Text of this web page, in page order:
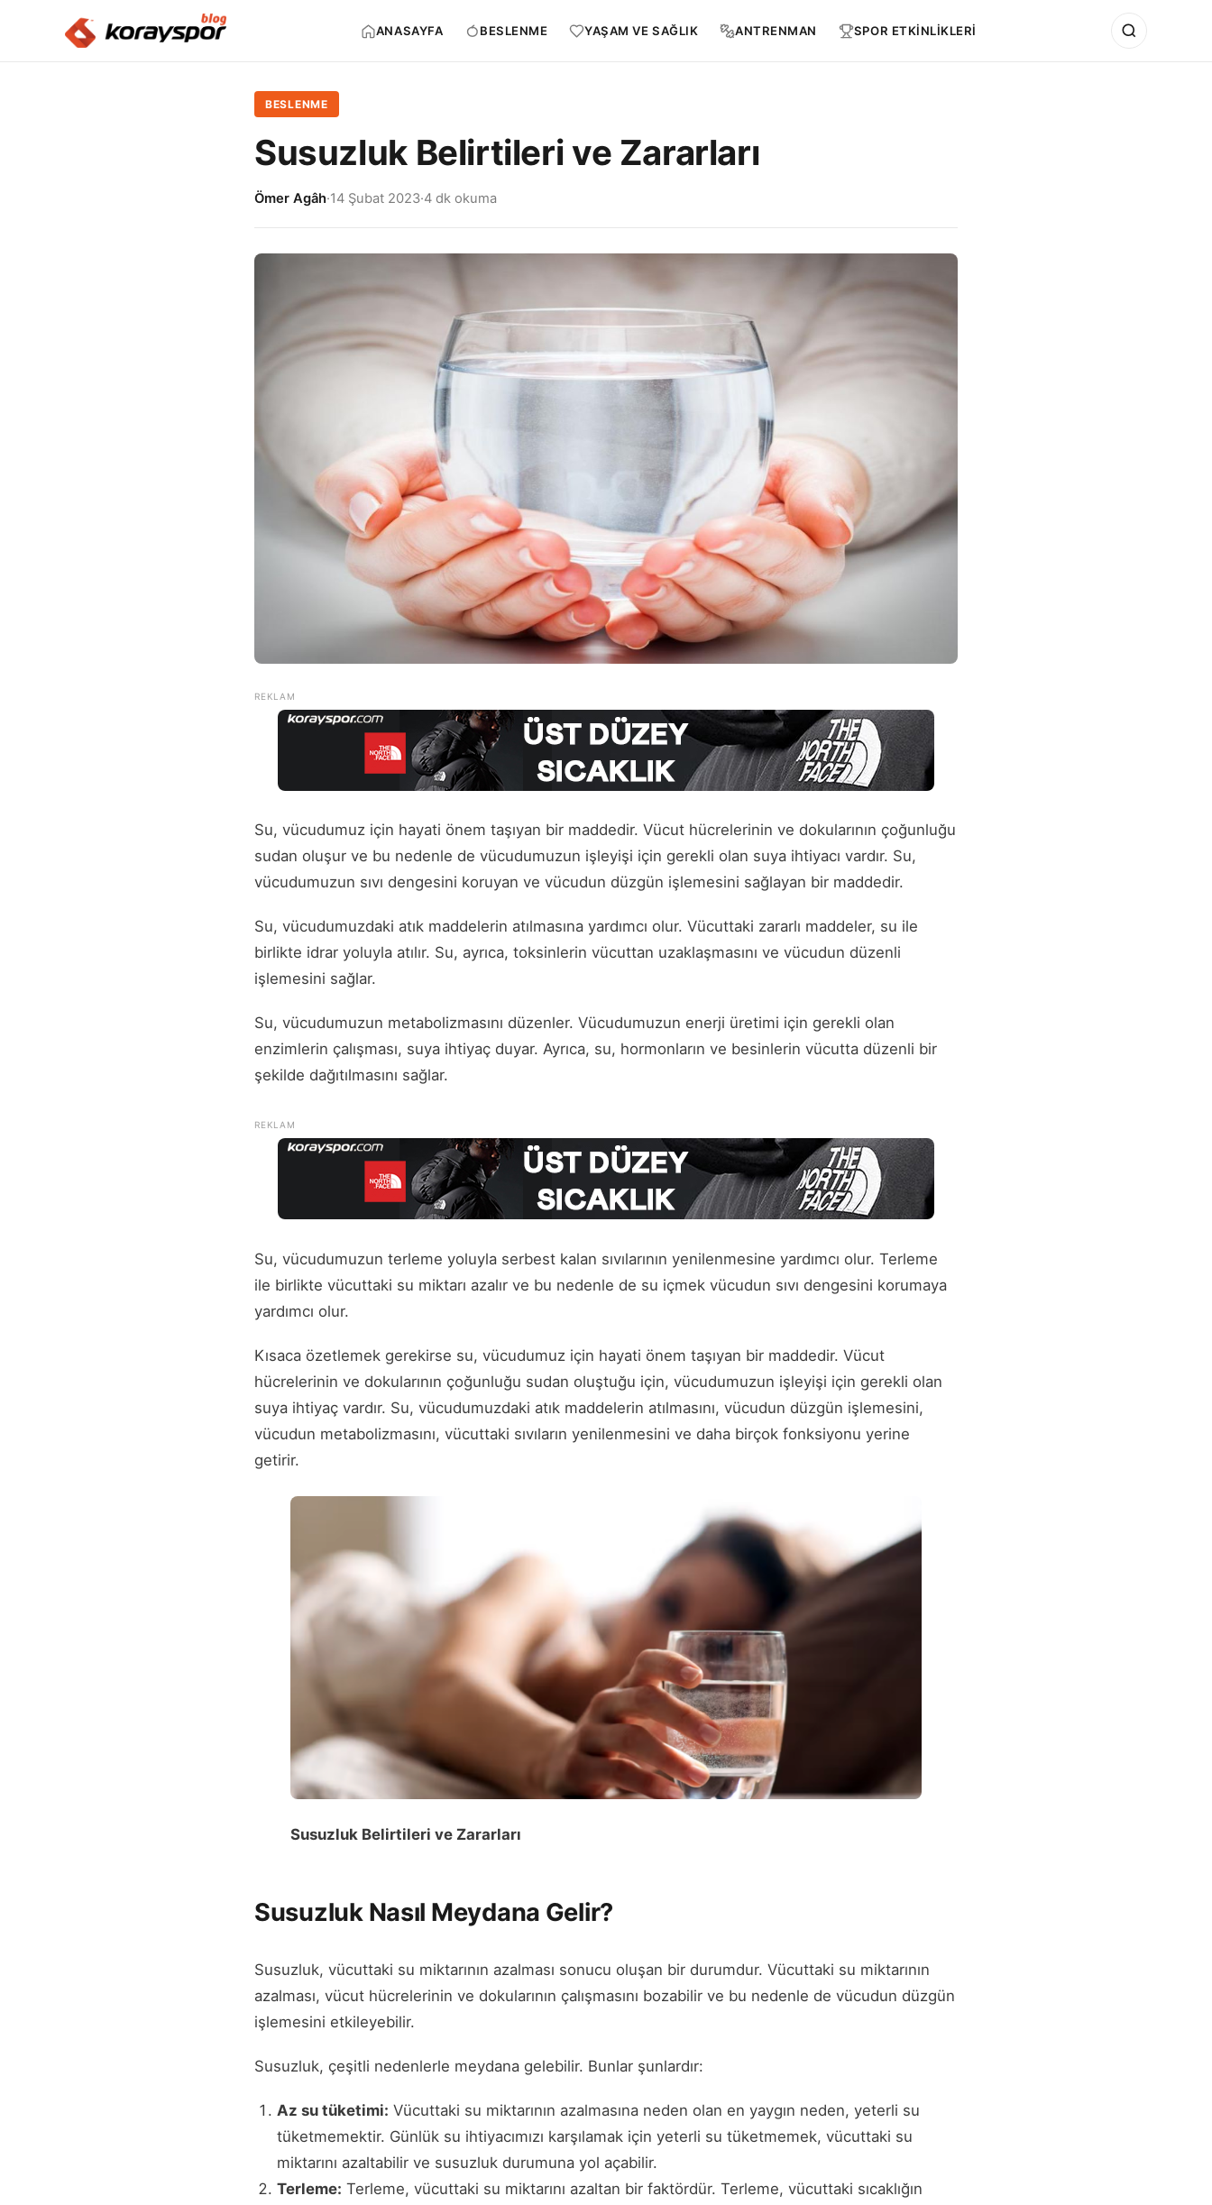
ANASAYFA BESLENME YAŞAM VE SAĞLIK ANTRENMAN SPOR ETKİNLİKLERİ
BESLENME
Susuzluk Belirtileri ve Zararları
Ömer Agâh·14 Şubat 2023·4 dk okuma
Su, vücudumuz için hayati önem taşıyan bir maddedir. Vücut hücrelerinin ve dokularının çoğunluğu
sudan oluşur ve bu nedenle de vücudumuzun işleyişi için gerekli olan suya ihtiyacı vardır. Su,
vücudumuzun sıvı dengesini koruyan ve vücudun düzgün işlemesini sağlayan bir maddedir.
Su, vücudumuzdaki atık maddelerin atılmasına yardımcı olur. Vücuttaki zararlı maddeler, su ile
birlikte idrar yoluyla atılır. Su, ayrıca, toksinlerin vücuttan uzaklaşmasını ve vücudun düzenli
işlemesini sağlar.
Su, vücudumuzun metabolizmasını düzenler. Vücudumuzun enerji üretimi için gerekli olan
enzimlerin çalışması, suya ihtiyaç duyar. Ayrıca, su, hormonların ve besinlerin vücutta düzenli bir
şekilde dağıtılmasını sağlar.
Su, vücudumuzun terleme yoluyla serbest kalan sıvılarının yenilenmesine yardımcı olur. Terleme
ile birlikte vücuttaki su miktarı azalır ve bu nedenle de su içmek vücudun sıvı dengesini korumaya
yardımcı olur.
Kısaca özetlemek gerekirse su, vücudumuz için hayati önem taşıyan bir maddedir. Vücut
hücrelerinin ve dokularının çoğunluğu sudan oluştuğu için, vücudumuzun işleyişi için gerekli olan
suya ihtiyaç vardır. Su, vücudumuzdaki atık maddelerin atılmasını, vücudun düzgün işlemesini,
vücudun metabolizmasını, vücuttaki sıvıların yenilenmesini ve daha birçok fonksiyonu yerine
getirir.
Susuzluk Belirtileri ve Zararları
Susuzluk Nasıl Meydana Gelir?
Susuzluk, vücuttaki su miktarının azalması sonucu oluşan bir durumdur. Vücuttaki su miktarının
azalması, vücut hücrelerinin ve dokularının çalışmasını bozabilir ve bu nedenle de vücudun düzgün
işlemesini etkileyebilir.
Susuzluk, çeşitli nedenlerle meydana gelebilir. Bunlar şunlardır:
Az su tüketimi: Vücuttaki su miktarının azalmasına neden olan en yaygın neden, yeterli su
tüketmemektir. Günlük su ihtiyacımızı karşılamak için yeterli su tüketmemek, vücuttaki su
miktarını azaltabilir ve susuzluk durumuna yol açabilir.
Terleme: Terleme, vücuttaki su miktarını azaltan bir faktördür. Terleme, vücuttaki sıcaklığın